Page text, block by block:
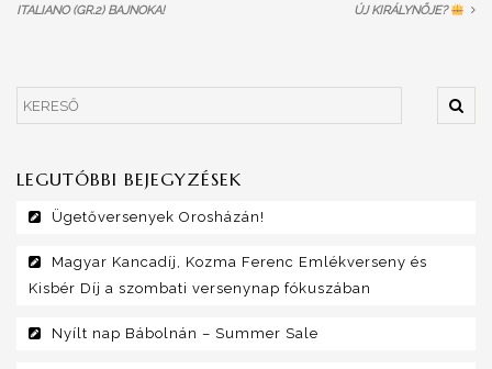
ITALIANO (GR.2) BAJNOKA!
ÚJ KIRÁLYNŐJE?
LEGUTÓBBI BEJEGYZÉSEK
Ügetőversenyek Orosházán!
Magyar Kancadíj, Kozma Ferenc Emlékverseny és
Kisbér Díj a szombati versenynap fókuszában
Nyílt nap Bábolnán – Summer Sale